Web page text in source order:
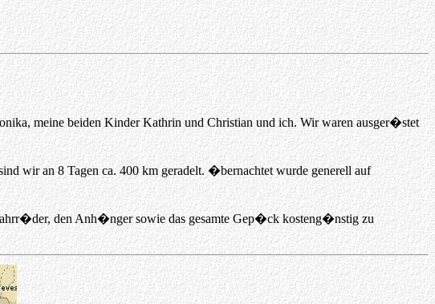
meine beiden Kinder Kathrin und Christian und ich. Wir waren ausger�stet
wir an 8 Tagen ca. 400 km geradelt. �bernachtet wurde generell auf
den Anh�nger sowie das gesamte Gep�ck kosteng�nstig zu